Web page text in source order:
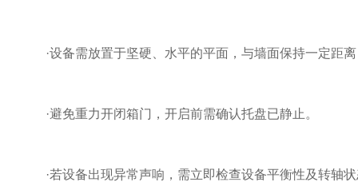
·设备需放置于坚硬、水平的平面，与墙面保持一定距离
·避免重力开闭箱门，开启前需确认托盘已静止。
·若设备出现异常声响，需立即检查设备平衡性及转轴状